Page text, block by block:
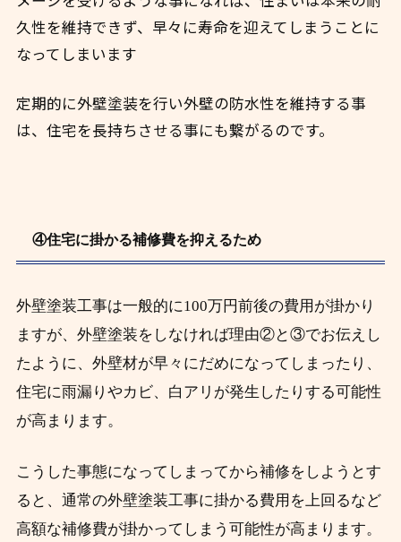
久性を維持できず、早々に寿命を迎えてしまうことに
なってしまいます
定期的に外壁塗装を行い外壁の防水性を維持する事
は、住宅を長持ちさせる事にも繋がるのです。
④住宅に掛かる補修費を抑えるため
外壁塗装工事は一般的に100万円前後の費用が掛かり
ますが、外壁塗装をしなければ理由②と③でお伝えし
たように、外壁材が早々にだめになってしまったり、
住宅に雨漏りやカビ、白アリが発生したりする可能性
が高まります。
こうした事態になってしまってから補修をしようとす
ると、通常の外壁塗装工事に掛かる費用を上回るなど
高額な補修費が掛かってしまう可能性が高まります。